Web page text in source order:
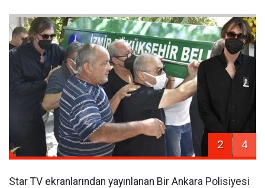
2 4
Star TV ekranlarından yayınlanan Bir Ankara Polisiyesi